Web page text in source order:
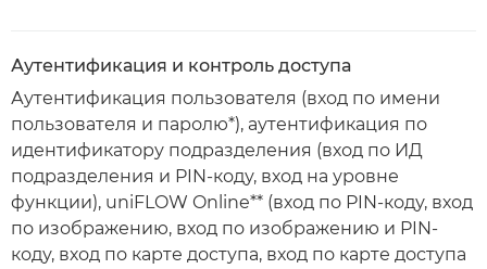
Аутентификация и контроль доступа
Аутентификация пользователя (вход по имени
пользователя и паролю*), аутентификация по
идентификатору подразделения (вход по ИД
подразделения и PIN-коду, вход на уровне
функции), uniFLOW Online** (вход по PIN-коду, вход
по изображению, вход по изображению и PIN-
коду, вход по карте доступа, вход по карте доступа